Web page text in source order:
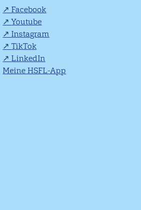
Facebook
Youtube
Instagram
TikTok
LinkedIn
Meine HSFL-App